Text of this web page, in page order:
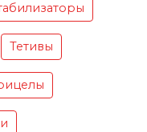
Тетивы